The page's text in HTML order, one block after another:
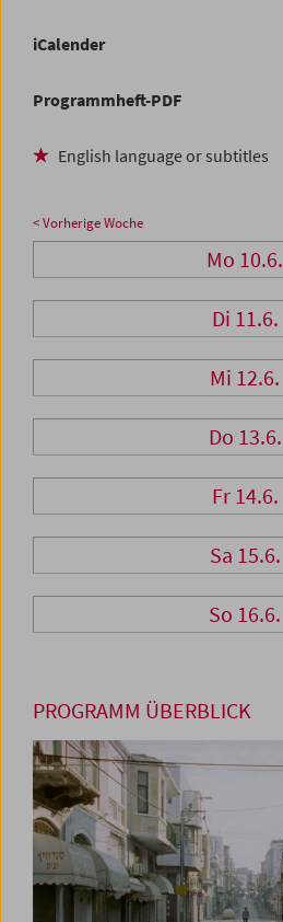
iCalender
Programmheft-PDF
English language or subtitles
< Vorherige Woche
Mo 10.6.
Di 11.6.
Mi 12.6.
Do 13.6.
Fr 14.6.
Sa 15.6.
So 16.6.
PROGRAMM ÜBERBLICK